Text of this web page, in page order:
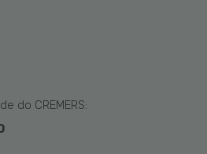
do CREMERS: